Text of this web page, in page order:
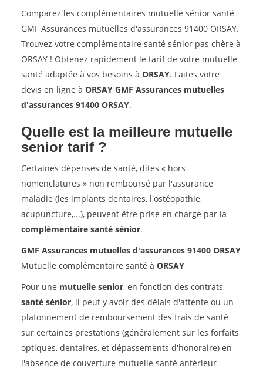
Comparez les complémentaires mutuelle sénior santé
GMF Assurances mutuelles d'assurances 91400 ORSAY.
Trouvez votre complémentaire santé sénior pas chère à
ORSAY ! Obtenez rapidement le tarif de votre mutuelle
santé adaptée à vos besoins à ORSAY. Faites votre
devis en ligne à ORSAY GMF Assurances mutuelles
d'assurances 91400 ORSAY.
Quelle est la meilleure mutuelle
senior tarif ?
Certaines dépenses de santé, dites « hors
nomenclatures » non remboursé par l'assurance
maladie (les implants dentaires, l'ostéopathie,
acupuncture,...), peuvent être prise en charge par la
complémentaire santé sénior.
GMF Assurances mutuelles d'assurances 91400 ORSAY
Mutuelle complémentaire santé à ORSAY
Pour une mutuelle senior, en fonction des contrats
santé sénior, il peut y avoir des délais d'attente ou un
plafonnement de remboursement des frais de santé
sur certaines prestations (généralement sur les forfaits
optiques, dentaires, et dépassements d'honoraire) en
l'absence de couverture mutuelle santé antérieur